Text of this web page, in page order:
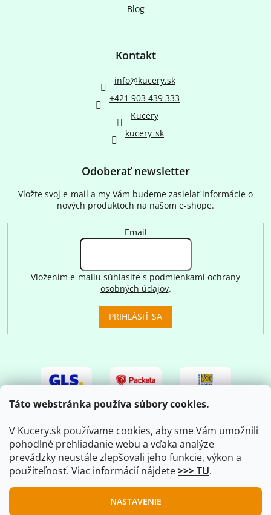
Táto webstránka používa súbory cookies.
V Kucery.sk používame cookies, aby sme Vám umožnili
pohodlné prehliadanie webu a vďaka analýze
prevádzky neustále zlepšovali jeho funkcie, výkon a
použiteľnosť. Viac informácií nájdete>>> TU.
NASTAVENIE
Blog
Kontakt
info@kucery.sk
+421 903 439 333
Kucery
kucery_sk
Odoberať newsletter
Vložte svoj e-mail a my Vám budeme zasielať informácie o
nových produktoch na našom e-shope.
Email
Vložením e-mailu súhlasíte s podmienkami ochrany
osobných údajov.
PRIHLÁSIŤ SA